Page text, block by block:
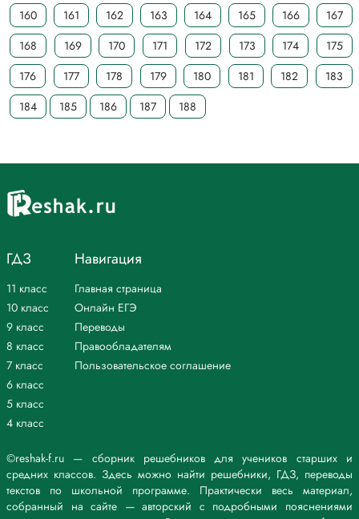
160
161 162 163 164 165 166
167
168
169 170 171 172 173 174
175
176
177 178 179 180 181 182
183
184
185 186 187 188
©reshak-f.ru — сборник решебников для учеников старших и
средних классов. Здесь можно найти решебники, ГДЗ, переводы
текстов по школьной программе. Практически весь материал,
собранный на сайте — авторский с подробными пояснениями
ГДЗ
11 класс
10 класс
9 класс
8 класс
7 класс
6 класс
5 класс
4 класс
Навигация
Главная страница
Онлайн ЕГЭ
Переводы
Правообладателям
Пользовательское соглашение